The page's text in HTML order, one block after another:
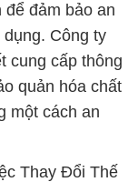
để đảm bảo an
Công ty
cung cấp thông
quản hóa chất
một cách an
Thay Đổi Thế